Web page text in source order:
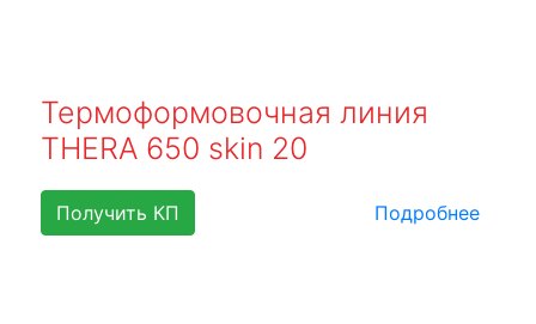
Термоформовочная линия
THERA 650 skin 20
Получить КП Подробнее